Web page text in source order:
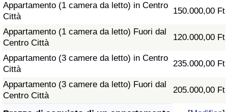
Appartamento (1 camera da letto) in Centro
Città
150.000,00 Ft
Appartamento (1 camera da letto) Fuori dal
Centro Città
120.000,00 Ft
Appartamento (3 camere da letto) in Centro
Città
235.000,00 Ft
Appartamento (3 camere da letto) Fuori dal
Centro Città
205.000,00 Ft